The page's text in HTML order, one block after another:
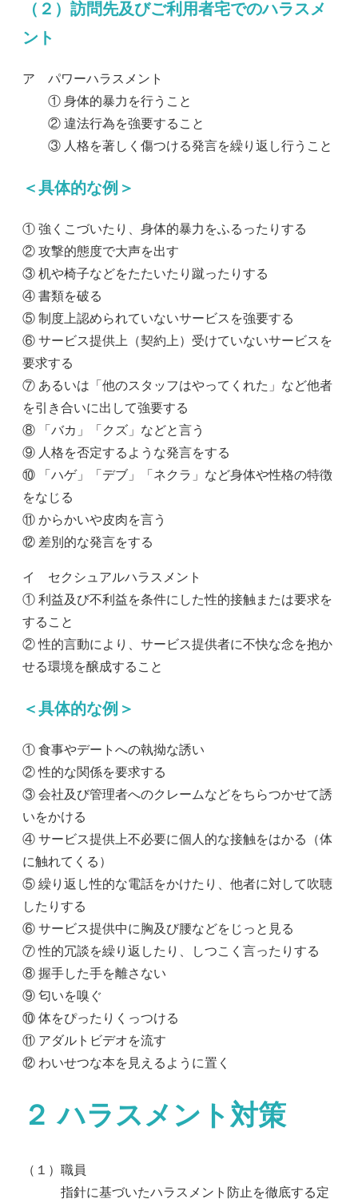
（２）訪問先及びご利用者宅でのハラスメ
ント
ア パワーハラスメント
① 身体的暴力を行うこと
② 違法行為を強要すること
③ 人格を著しく傷つける発言を繰り返し行うこと
＜具体的な例＞
① 強くこづいたり、身体的暴力をふるったりする
② 攻撃的態度で大声を出す
③ 机や椅子などをたたいたり蹴ったりする
④ 書類を破る
⑤ 制度上認められていないサービスを強要する
⑥ サービス提供上（契約上）受けていないサービスを
要求する
⑦ あるいは「他のスタッフはやってくれた」など他者
を引き合いに出して強要する
⑧ 「バカ」「クズ」などと言う
⑨ 人格を否定するような発言をする
⑩ 「ハゲ」「デブ」「ネクラ」など身体や性格の特徴
をなじる
⑪ からかいや皮肉を言う
⑫ 差別的な発言をする
イ セクシュアルハラスメント
① 利益及び不利益を条件にした性的接触または要求を
すること
② 性的言動により、サービス提供者に不快な念を抱か
せる環境を醸成すること
＜具体的な例＞
① 食事やデートへの執拗な誘い
② 性的な関係を要求する
③ 会社及び管理者へのクレームなどをちらつかせて誘
いをかける
④ サービス提供上不必要に個人的な接触をはかる（体
に触れてくる）
⑤ 繰り返し性的な電話をかけたり、他者に対して吹聴
したりする
⑥ サービス提供中に胸及び腰などをじっと見る
⑦ 性的冗談を繰り返したり、しつこく言ったりする
⑧ 握手した手を離さない
⑨ 匂いを嗅ぐ
⑩ 体をぴったりくっつける
⑪ アダルトビデオを流す
⑫ わいせつな本を見えるように置く
２ ハラスメント対策
（１）職員
指針に基づいたハラスメント防止を徹底する定